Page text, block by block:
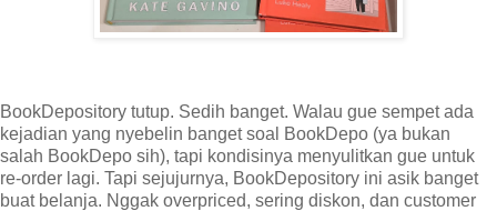
BookDepository tutup. Sedih banget. Walau gue sempet ada
kejadian yang nyebelin banget soal BookDepo (ya bukan
salah BookDepo sih), tapi kondisinya menyulitkan gue untuk
re-order lagi. Tapi sejujurnya, BookDepository ini asik banget
buat belanja. Nggak overpriced, sering diskon, dan customer